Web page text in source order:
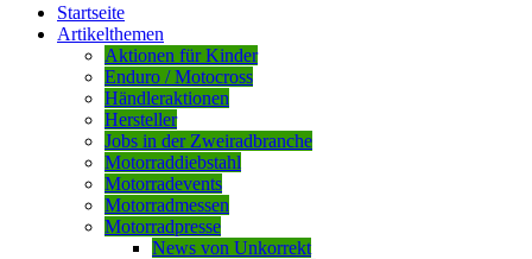
Startseite
Artikelthemen
Aktionen für Kinder
Enduro / Motocross
Händleraktionen
Hersteller
Jobs in der Zweiradbranche
Motorraddiebstahl
Motorradevents
Motorradmessen
Motorradpresse
News von Unkorrekt